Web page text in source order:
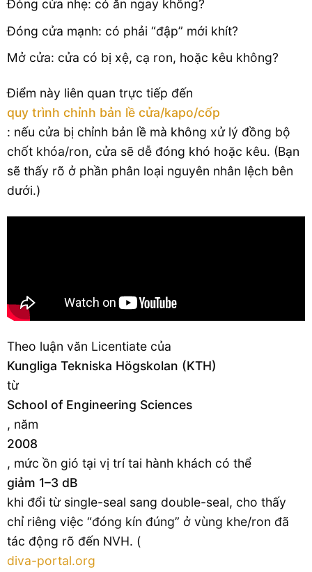
Đóng cửa nhẹ: có ăn ngay không?
Đóng cửa mạnh: có phải “đập” mới khít?
Mở cửa: cửa có bị xệ, cạ ron, hoặc kêu không?
Điểm này liên quan trực tiếp đến
quy trình chỉnh bản lề cửa/kapo/cốp
: nếu cửa bị chỉnh bản lề mà không xử lý đồng bộ
chốt khóa/ron, cửa sẽ dễ đóng khó hoặc kêu. (Bạn
sẽ thấy rõ ở phần phân loại nguyên nhân lệch bên
dưới.)
Theo luận văn Licentiate của
Kungliga Tekniska Högskolan (KTH)
từ
School of Engineering Sciences
, năm
2008
, mức ồn gió tại vị trí tai hành khách có thể
giảm 1–3 dB
khi đổi từ single-seal sang double-seal, cho thấy
chỉ riêng việc “đóng kín đúng” ở vùng khe/ron đã
tác động rõ đến NVH. (
diva-portal.org